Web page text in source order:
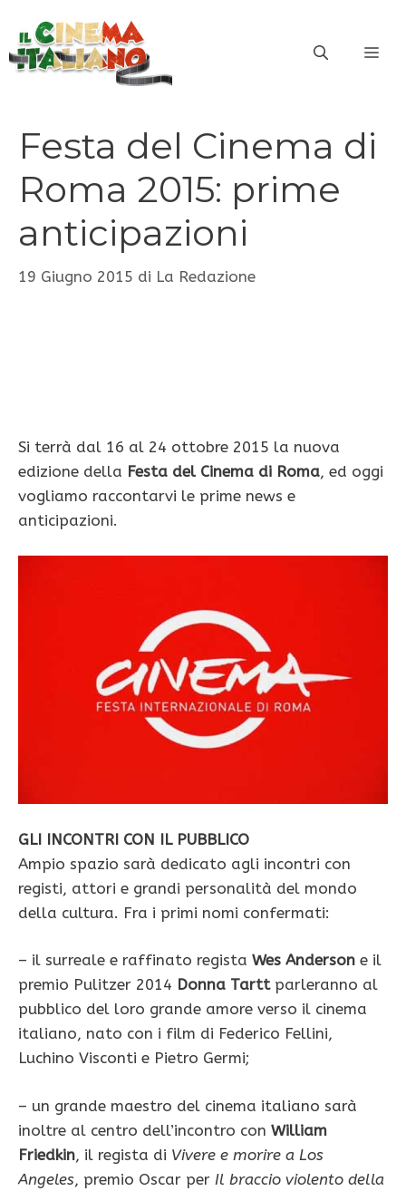
contenuto
Festa del Cinema di
Roma 2015: prime
anticipazioni
19 Giugno 2015 di La Redazione
Si terrà dal 16 al 24 ottobre 2015 la nuova
edizione della Festa del Cinema di Roma, ed oggi
vogliamo raccontarvi le prime news e
anticipazioni.
GLI INCONTRI CON IL PUBBLICO
Ampio spazio sarà dedicato agli incontri con
registi, attori e grandi personalità del mondo
della cultura. Fra i primi nomi confermati:
– il surreale e raffinato regista Wes Anderson e il
premio Pulitzer 2014 Donna Tarttparleranno al
pubblico del loro grande amore verso il cinema
italiano, nato con i film di Federico Fellini,
Luchino Visconti e Pietro Germi;
– un grande maestro del cinema italiano sarà
inoltre al centro dell’incontro con William
Friedkin, il regista di Vivere e morire a Los
Angeles, premio Oscar per Il braccio violento della